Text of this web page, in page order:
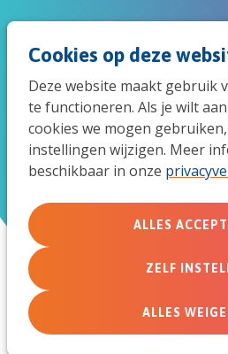
Cookies op deze
Deze website maakt gebruik
te functioneren. Als je wilt
cookies we mogen
instellingen wijzigen. Meer
beschikbaar in onze
ALLES
ZELF
ALLES
Wij willen
24